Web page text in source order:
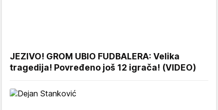
JEZIVO! GROM UBIO FUDBALERA: Velika
tragedija! Povređeno još 12 igrača! (VIDEO)